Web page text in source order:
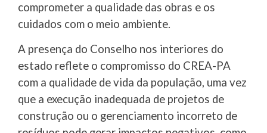
comprometer a qualidade das obras e os
cuidados com o meio ambiente.
A presença do Conselho nos interiores do
estado reflete o compromisso do CREA-PA
com a qualidade de vida da população, uma vez
que a execução inadequada de projetos de
construção ou o gerenciamento incorreto de